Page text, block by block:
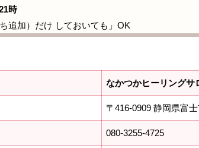
時
追加）だけ しておいても」OK
なかつかヒーリングサ
〒416-0909 静岡県富
080-3255-4725